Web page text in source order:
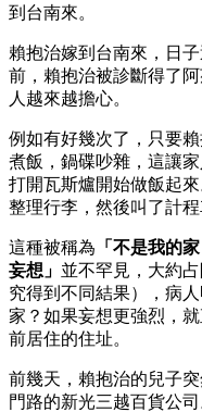
到台南來。
賴抱治嫁到台南來，日
前，賴抱治被診斷得了
人越來越擔心。
例如有好幾次了，只要
煮飯，鍋碟吵雜，這讓
打開瓦斯爐開始做飯起
整理行李，然後叫了計
這種被稱為 「不是我的
妄想」 並不罕見，大約
究得到不同結果），病
家？如果妄想更強烈，
前居住的住址。
前幾天，賴抱治的兒子
門路的新光三越百貨公